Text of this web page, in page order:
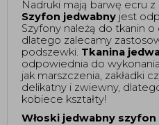
Szyfon jedwabny jest
Szyfony należą do tkanin
dlatego zalecamy
podszewki. Tkanina
odpowiednia do
jak marszczenia, zakładki
delikatny i zwiewny,
kobiece kształty!